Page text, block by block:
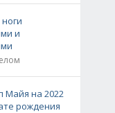
и
Майя на 2022
рождения